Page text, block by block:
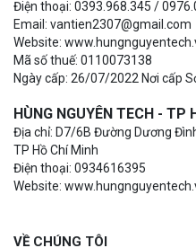
Điện thoại: 0393.968.345 /
Email: vantien2307@gmail.com
Website:
Mã số thuế: 0110073138
Ngày cấp: 26/07/2022 Nơi cấp
HÙNG NGUYÊN TECH - TP
Địa chỉ: D7/6B Đường Dương
TP Hồ Chí Minh
Điện thoại: 0934616395
Website:
VỀ CHÚNG TÔI